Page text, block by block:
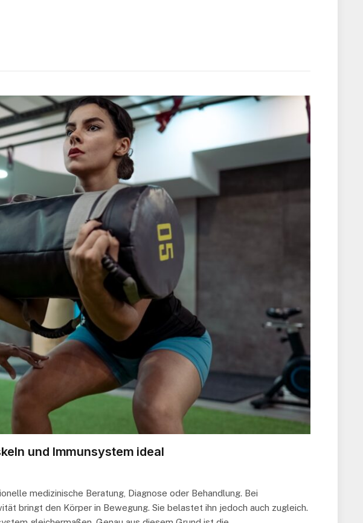
und Immunsystem ideal
medizinische Beratung, Diagnose oder Behandlung. Bei
bringt den Körper in Bewegung. Sie belastet ihn jedoch auch zugleich.